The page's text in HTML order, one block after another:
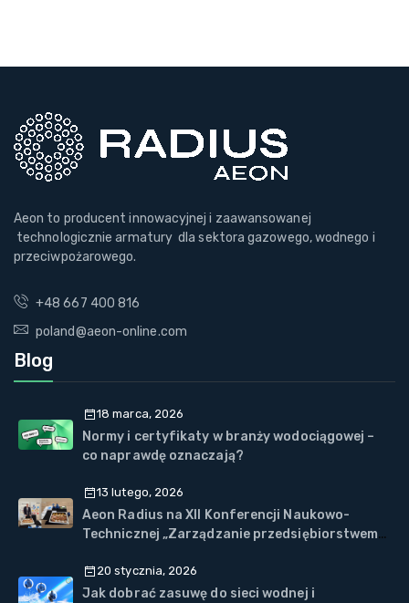
Aeon to producent innowacyjnej i zaawansowanej
technologicznie armatury dla sektora gazowego, wodnego i
przeciwpożarowego.
+48 667 400 816
poland@aeon-online.com
Blog
18 marca, 2026
Normy i certyfikaty w branży wodociągowej –
co naprawdę oznaczają?
13 lutego, 2026
Aeon Radius na XII Konferencji Naukowo-
Technicznej „Zarządzanie przedsiębiorstwem
20 stycznia, 2026
Jak dobrać zasuwę do sieci wodnej i